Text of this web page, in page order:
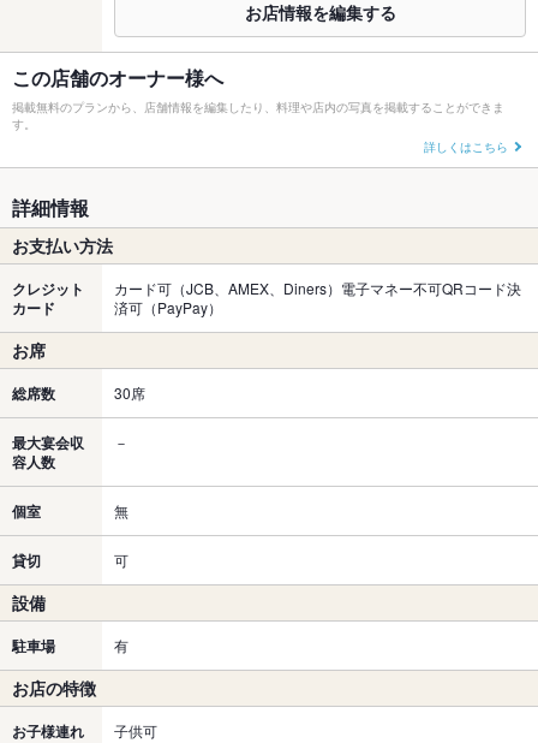
お店情報を編集する
この店舗のオーナー様へ
掲載無料のプランから、店舗情報を編集したり、料理や店内の写真を掲載することができま
す。
詳しくはこちら
詳細情報
お支払い方法
クレジット
カード
カード可（JCB、AMEX、Diners）電子マネー不可QRコード決
済可（PayPay）
お席
総席数 30席
最大宴会収
容人数
－
個室 無
貸切 可
設備
駐車場 有
お店の特徴
お子様連れ 子供可